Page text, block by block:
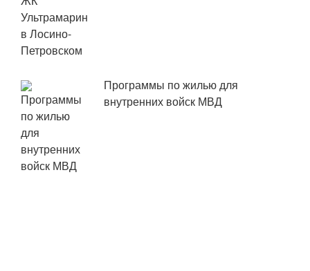
Программы по жилью для
внутренних войск МВД